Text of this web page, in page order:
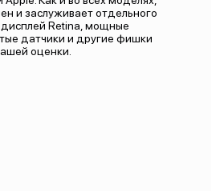
и заслуживает отдельного
Retina, мощные
датчики и другие фишки
оценки.